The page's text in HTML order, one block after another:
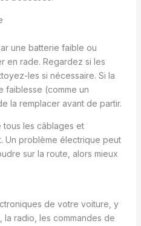
une batterie faible ou
en rade. Regardez si les
les si nécessaire. Si la
faiblesse (comme un
la remplacer avant de partir.
tous les câblages et
Un problème électrique peut
sur la route, alors mieux
de votre voiture, y
la radio, les commandes de